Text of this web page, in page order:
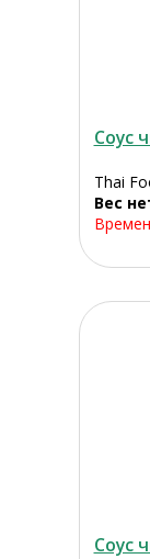
Соус
Thai
Вес
Соус